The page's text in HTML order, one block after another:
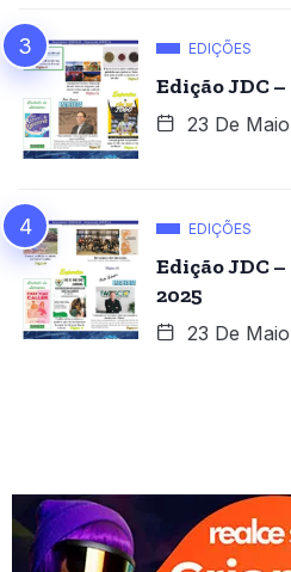
EDIÇÕES
Edição JDC –
23 De
EDIÇÕES
Edição JDC
2025
23 De